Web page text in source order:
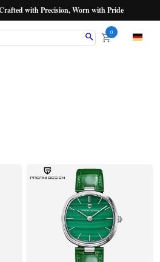
with Precision, Worn with Pride
0